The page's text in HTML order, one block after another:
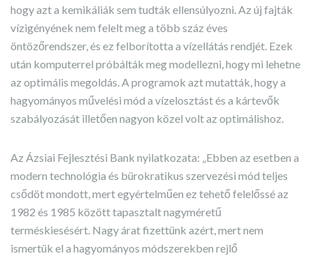
hogy azt a kemikáliák sem tudták ellensúlyozni. Az új fajták
vízigényének nem felelt meg a több száz éves
öntözőrendszer, és ez felborította a vízellátás rendjét. Ezek
után komputerrel próbálták meg modellezni, hogy mi lehetne
az optimális megoldás. A programok azt mutatták, hogy a
hagyományos művelési mód a vízelosztást és a kártevők
szabályozását illetően nagyon közel volt az optimálishoz.
Az Ázsiai Fejlesztési Bank nyilatkozata: „Ebben az esetben a
modern technológia és bürokratikus szervezési mód teljes
csődöt mondott, mert egyértelműen ez tehető felelőssé az
1982 és 1985 között tapasztalt nagyméretű
terméskiesésért. Nagy árat fizettünk azért, mert nem
ismertük el a hagyományos módszerekben rejlő